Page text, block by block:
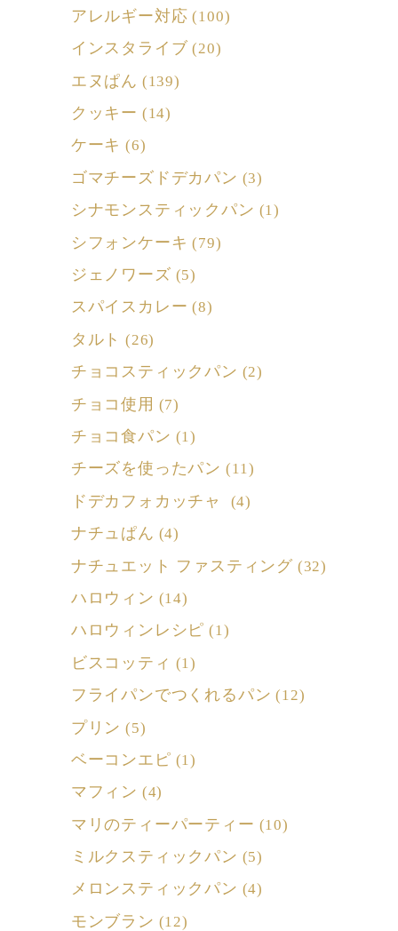
アレルギー対応 (100)
インスタライブ (20)
エヌぱん (139)
クッキー (14)
ケーキ (6)
ゴマチーズドデカパン (3)
シナモンスティックパン (1)
シフォンケーキ (79)
ジェノワーズ (5)
スパイスカレー (8)
タルト (26)
チョコスティックパン (2)
チョコ使用 (7)
チョコ食パン (1)
チーズを使ったパン (11)
ドデカフォカッチャ (4)
ナチュぱん (4)
ナチュエット ファスティング (32)
ハロウィン (14)
ハロウィンレシピ (1)
ビスコッティ (1)
フライパンでつくれるパン (12)
プリン (5)
ベーコンエピ (1)
マフィン (4)
マリのティーパーティー (10)
ミルクスティックパン (5)
メロンスティックパン (4)
モンブラン (12)